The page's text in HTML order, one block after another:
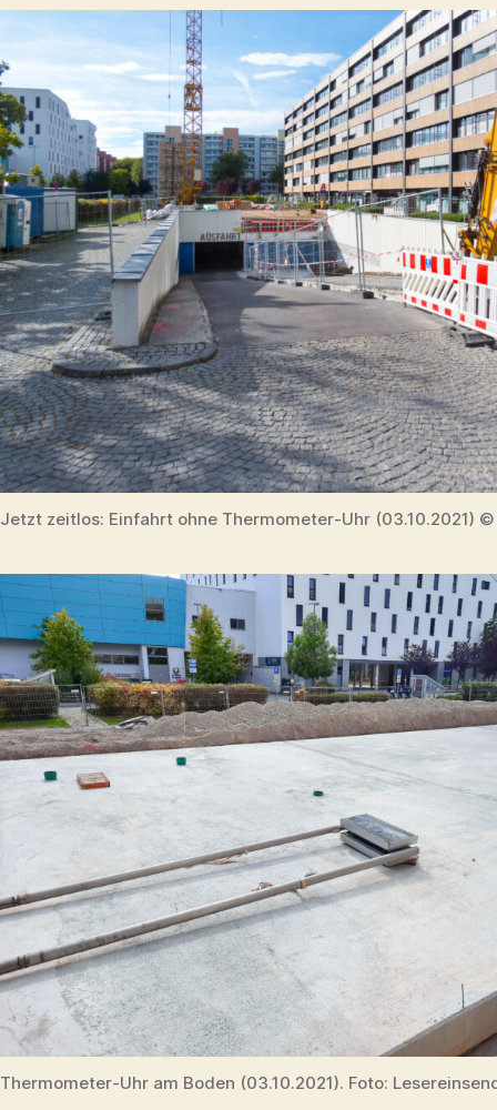
Jetzt zeitlos: Einfahrt ohne Thermometer-Uhr (03.10.2021)
Thermometer-Uhr am Boden (03.10.2021). Foto: